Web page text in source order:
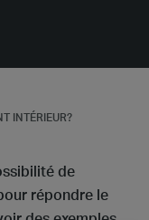
INTÉRIEUR?
de
répondre le